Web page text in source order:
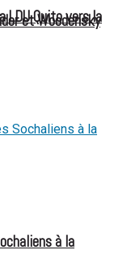
LDU Quito vers la
à la
et Woodensky